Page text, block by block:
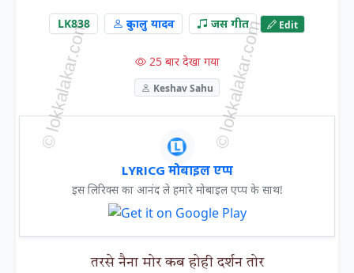
LK838 दुकालु यादव जस गीत Edit
25 बार देखा गया
Keshav Sahu
LYRICG मोबाइल एप्प
इस लिरिक्स का आनंद ले हमारे मोबाइल एप्प के साथ!
तरसे नैना मोर कब होही दर्शन तोर